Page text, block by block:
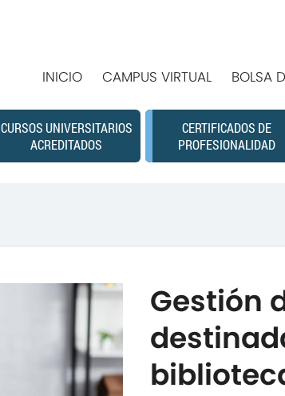
INICIO CAMPUS VIRTUAL BOLSA
CURSOS UNIVERSITARIOS
ACREDITADOS
CERTIFICADOS DE
PROFESIONALIDAD
Gestión